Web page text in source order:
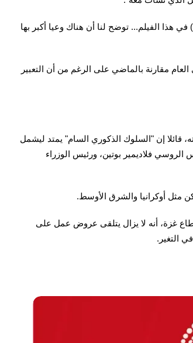
هذا الفيلم... توضح لنا أن هناك وعيا أكبر بها
مقارنة بالماضي على الرغم من أن التعبير
قائلا إن "السلوك الذكوري السام" يمتد ليشمل
الروسي فلاديمير بوتين، ورئيس الوزراء
مثل أوكرانيا والشرق الأوسط.
غزة، أنه لا يزال يتلقى عروض عمل على
التغير.